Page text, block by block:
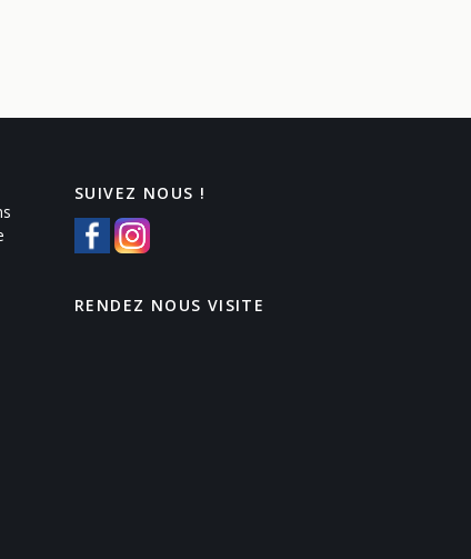
SUIVEZ NOUS !
RENDEZ NOUS VISITE